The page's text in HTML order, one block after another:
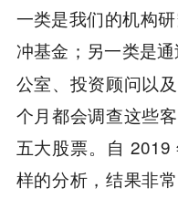
一类是我们的机构
冲基金；另一类是通
公室、投资顾问以
个月都会调查这些
五大股票。自
样的分析，结果非常